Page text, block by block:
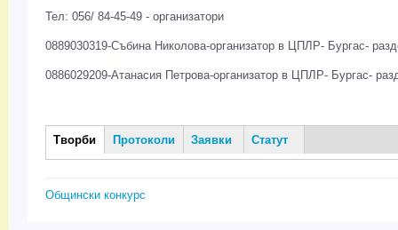
Тел: 056/ 84-45-49 - организатори
0889030319-Събина Николова-организатор в ЦПЛР- Бургас-
0886029209-Атанасия Петрова-организатор в ЦПЛР- Бургас-
Творби
Творби(активен
раздел)
Протоколи Заявки Статут
Общински конкурс